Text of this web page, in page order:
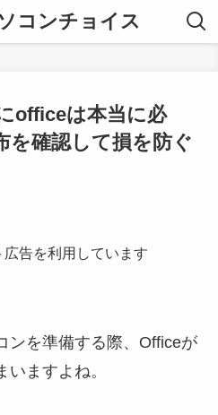
コンチョイス
officeは本当に必
を確認して損を防ぐ
告を利用しています
ンを準備する際、Officeが
ますよね。